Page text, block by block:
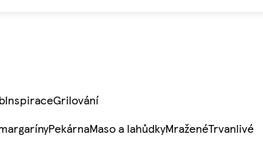
InspiraceGrilování
PekárnaMaso a lahůdkyMraženéTrvanlivé